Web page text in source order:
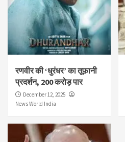
रणवीर की ‘धुरंधर’ का तूफ़ानी
प्रदर्शन, 200 करोड़ पार
December 12, 2025
News World India